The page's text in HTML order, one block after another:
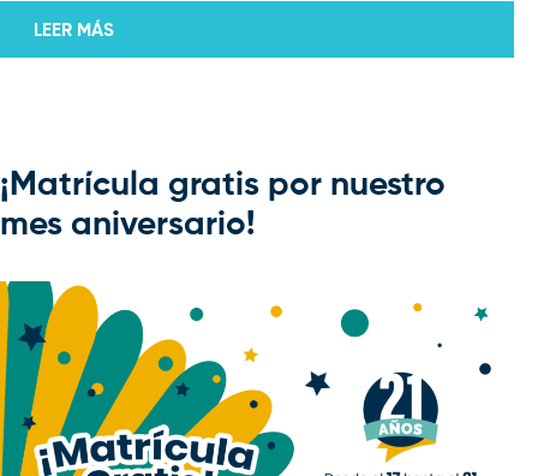
LEER MÁS
¡Matrícula gratis por nuestro
mes aniversario!